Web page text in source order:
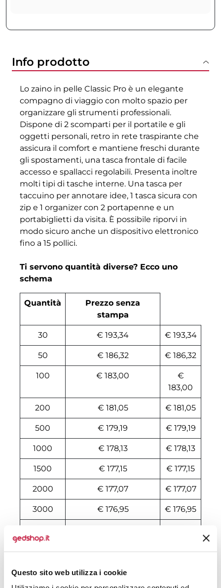
Questo sito web utilizza i cookie
Info prodotto
Lo zaino in pelle Classic Pro è un elegante
compagno di viaggio con molto spazio per
organizzare gli strumenti professionali.
Dispone di 2 scomparti per il portatile e gli
oggetti personali, retro in rete traspirante che
assicura il comfort e mantiene freschi durante
gli spostamenti, una tasca frontale di facile
accesso e spallacci regolabili. Presenta inoltre
molti tipi di tasche interne. Una tasca per
taccuino per annotare idee, 1 tasca sicura con
zip e 1 organizer con 2 portapenne e un
portabiglietti da visita. È possibile riporvi in
modo sicuro anche un dispositivo elettronico
fino a 15 pollici.
Ti servono quantità diverse? Ecco uno
schema
Quantità
Prezzo senza
stampa
30 € 193,34 € 193,34
50 € 186,32 € 186,32
100 € 183,00
€
183,00
200 € 181,05 € 181,05
500 € 179,19 € 179,19
1000 € 178,13 € 178,13
1500 € 177,15 € 177,15
2000 € 177,07 € 177,07
3000 € 176,95 € 176,95
10000 € 176,30 € 176,30
Tecniche di stampa